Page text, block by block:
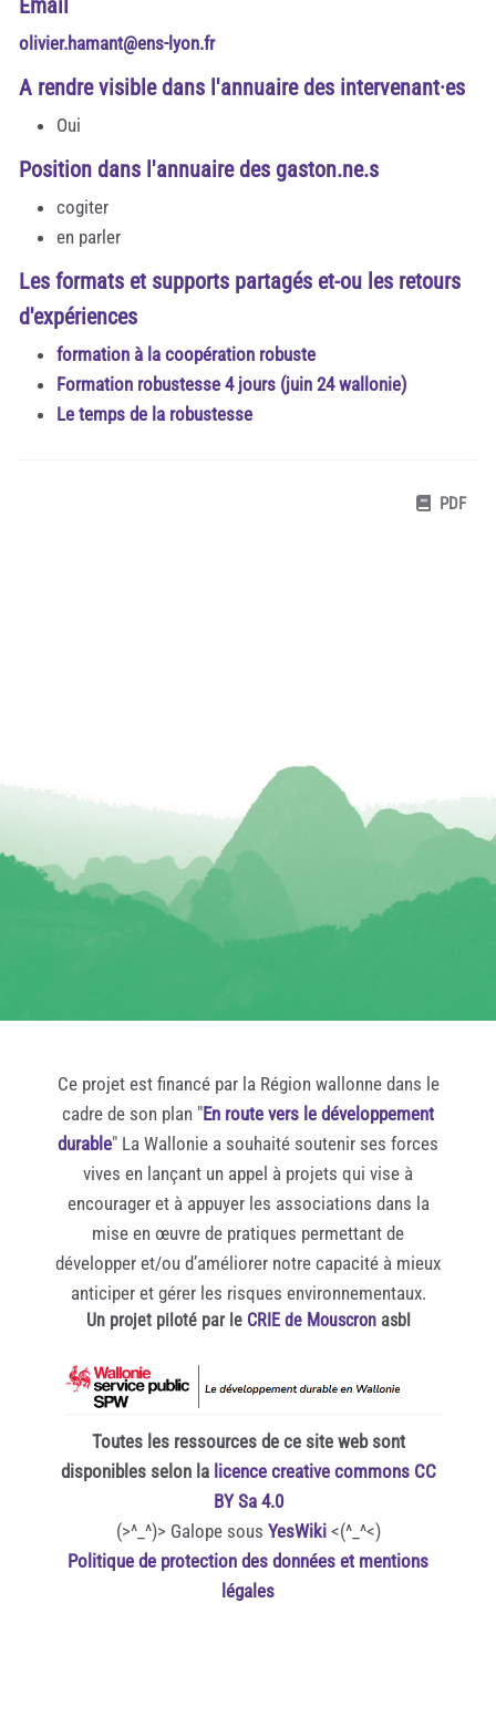
olivier.hamant@ens-lyon.fr
A rendre visible dans l'annuaire des intervenant·es
Oui
Position dans l'annuaire des gaston.ne.s
cogiter
en parler
Les formats et supports partagés et-ou les retours
d'expériences
formation à la coopération robuste
Formation robustesse 4 jours (juin 24 wallonie)
Le temps de la robustesse
PDF
Ce projet est financé par la Région wallonne dans le
cadre de son plan "En route vers le développement
durable" La Wallonie a souhaité soutenir ses forces
vives en lançant un appel à projets qui vise à
encourager et à appuyer les associations dans la
mise en œuvre de pratiques permettant de
développer et/ou d’améliorer notre capacité à mieux
anticiper et gérer les risques environnementaux.
Un projet piloté par le CRIE de Mouscronasbl
Toutes les ressources de ce site web sont
disponibles selon la licence creative commons CC
BY Sa 4.0
(>^_^)> Galope sous YesWiki<(^_^<)
Politique de protection des données et mentions
légales